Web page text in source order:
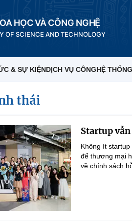
HỌC VÀ CÔNG NGHỆ
OF SCIENCE AND TECHNOLOGY
& SỰ KIỆNDỊCH VỤ CÔNGHỆ
thái
Startup
Không ít
để thương mại
về chính sách